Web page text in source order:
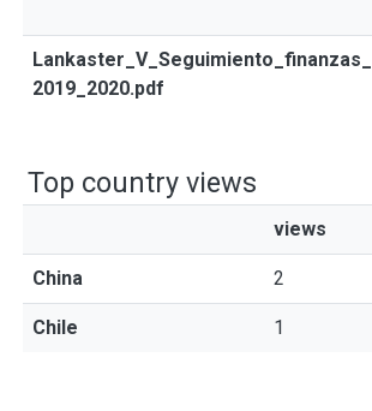
2019_2020.pdf
Top country views
views
China 2
Chile 1